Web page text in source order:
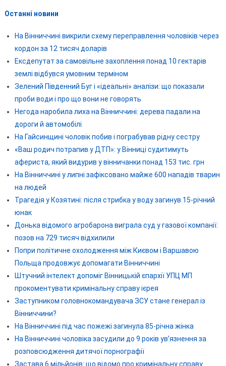
Останні новини
На Вінниччині викрили схему переправлення чоловіків через
кордон за 12 тисяч доларів
Ексдепутат за самовільне захоплення понад 10 гектарів
землі відбувся умовним терміном
Зелений Південний Буг і «ідеальні» аналізи: що показали
проби води і про що вони не говорять
Негода наробила лиха на Вінниччині: дерева падали на
дороги й автомобілі
На Гайсинщині чоловік побив і пограбував рідну сестру
«Ваш родич потрапив у ДТП»: у Вінниці судитимуть
афериста, який видурив у вінничанки понад 153 тис. грн
На Вінниччині у липні зафіксовано майже 600 нападів тварин
на людей
Трагедія у Козятині: після стрибка у воду загинув 15-річний
юнак
Донька відомого агробарона виграла суд у газової компанії:
позов на 729 тисяч відхилили
Попри політичне охолодження між Києвом і Варшавою
Польща продовжує допомагати Вінниччині
Штучний інтелект допоміг Вінницькій єпархії УПЦ МП
прокоментувати кримінальну справу ієрея
Заступником головнокомандувача ЗСУ стане генерал із
Вінниччини?
На Вінниччині під час пожежі загинула 85-річна жінка
На Вінниччині чоловіка засудили до 9 років ув’язнення за
розповсюдження дитячої порнографії
Застава 6 мільйонів: що відомо про кримінальну справу